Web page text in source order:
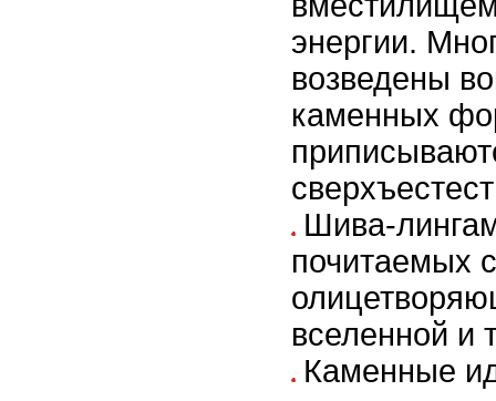
энергии.
возведены
каменных
Шива-
почитаемых
вселенной и
Каменные